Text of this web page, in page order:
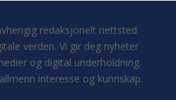
redaksjonelt nettsted
verden. Vi gir deg nyheter
og digital underholdning.
interesse og kunnskap.